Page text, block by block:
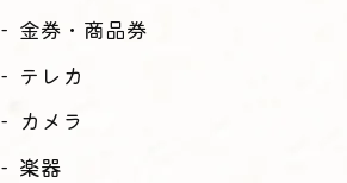
金券・商品券
テレカ
カメラ
楽器